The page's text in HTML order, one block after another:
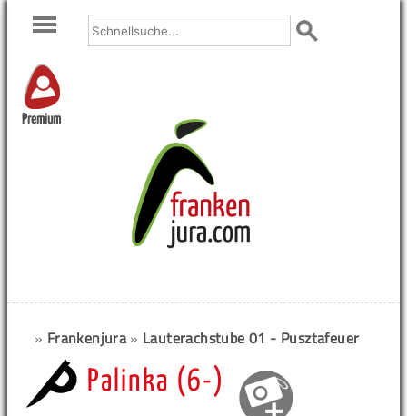
Premium
» Frankenjura» Lauterachstube 01 - Pusztafeuer
Palinka (6-)